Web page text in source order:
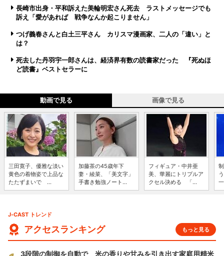
長崎市出身・平和訴えた美輪明宏さん死去 ラストメッセージでも
訴え「愛があれば 戦争なんか起こりません」
つげ義春さんと白土三平さん カリスマ漫画家、二人の「違い」と
は？
死去した丹羽宇一郎さんは、経済界有数の読書家だった 『死ぬほ
ど読書』ベストセラーに
動画で見る 画像で見る
三田寛子、優雅な淡い
黄色の着物姿で上品な
たたずまいで ...
加藤茶の45歳年下
妻・綾菜、「美文字」
手書き勉強ノート...
フィギュア・中井亜
美、華麗にトリプルア
クセル決める 「...
J-CAST トレンド
アクセスランキング もっと見る
3段階の制御を自動で 米の香りや甘みを引き出す家庭用精米